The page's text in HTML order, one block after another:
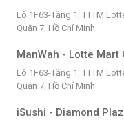
Lô 1F63-Tầng 1, TTTM
Quận 7, Hồ Chí Minh
ManWah - Lotte Mart
Lô 1F63-Tầng 1, TTTM
Quận 7, Hồ Chí Minh
iSushi - Diamond